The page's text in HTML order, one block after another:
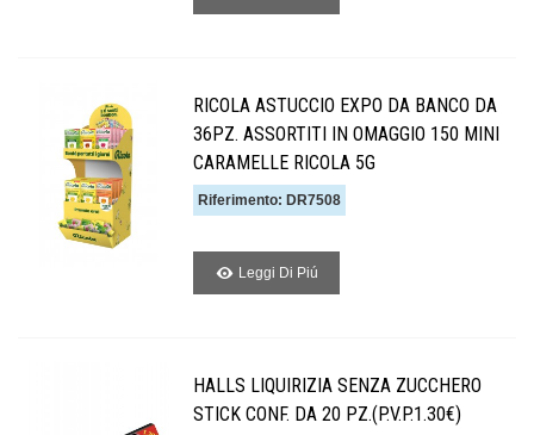
RICOLA ASTUCCIO EXPO DA BANCO DA
36PZ. ASSORTITI IN OMAGGIO 150 MINI
CARAMELLE RICOLA 5G
Riferimento: DR7508
Leggi Di Piú
HALLS LIQUIRIZIA SENZA ZUCCHERO
STICK CONF. DA 20 PZ.(P.V.P.1.30€)